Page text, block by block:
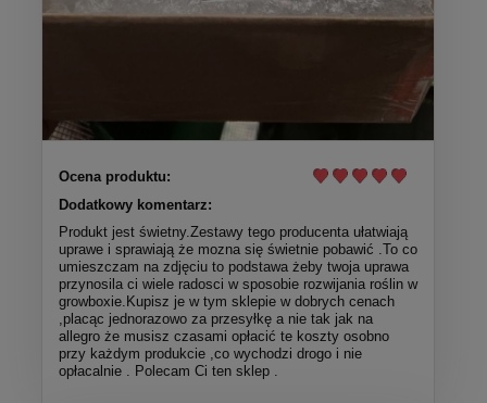
Ocena produktu:
Dodatkowy komentarz:
Produkt jest świetny.Zestawy tego producenta ułatwiają
uprawe i sprawiają że mozna się świetnie pobawić .To co
umieszczam na zdjęciu to podstawa żeby twoja uprawa
przynosila ci wiele radosci w sposobie rozwijania roślin w
growboxie.Kupisz je w tym sklepie w dobrych cenach
,placąc jednorazowo za przesyłkę a nie tak jak na
allegro że musisz czasami opłacić te koszty osobno
przy każdym produkcie ,co wychodzi drogo i nie
opłacalnie . Polecam Ci ten sklep .